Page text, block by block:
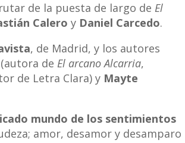
de la puesta de largo de El
Calero y Daniel Carcedo.
, de Madrid, y los autores
(autora de El arcano Alcarria,
de Letra Clara) y Mayte
mundo de los sentimientos
amor, desamor y desamparo